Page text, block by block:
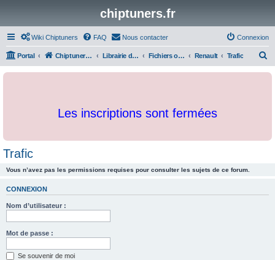
chiptuners.fr
Wiki Chiptuners FAQ Nous contacter Connexion
Portal Chiptuners.fr Librairie de documents et originaux Fichiers originaux Renault Trafic
c
Les inscriptions sont fermées
Trafic
Vous n’avez pas les permissions requises pour consulter les sujets de ce forum.
CONNEXION
Nom d’utilisateur :
Mot de passe :
Se souvenir de moi